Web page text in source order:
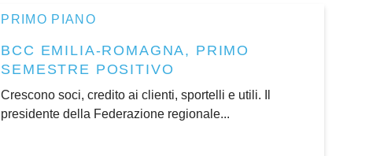
PRIMO PIANO
BCC EMILIA-ROMAGNA, PRIMO
SEMESTRE POSITIVO
Crescono soci, credito ai clienti, sportelli e utili. Il
presidente della Federazione regionale...